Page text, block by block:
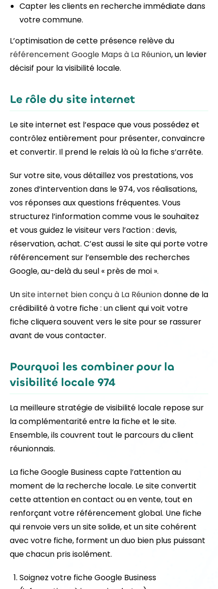
Capter les clients en recherche immédiate dans
votre commune.
L’optimisation de cette présence relève du
référencement Google Maps à La Réunion, un levier
décisif pour la visibilité locale.
Le rôle du site internet
Le site internet est l’espace que vous possédez et
contrôlez entièrement pour présenter, convaincre
et convertir. Il prend le relais là où la fiche s’arrête.
Sur votre site, vous détaillez vos prestations, vos
zones d’intervention dans le 974, vos réalisations,
vos réponses aux questions fréquentes. Vous
structurez l’information comme vous le souhaitez
et vous guidez le visiteur vers l’action : devis,
réservation, achat. C’est aussi le site qui porte votre
référencement sur l’ensemble des recherches
Google, au-delà du seul « près de moi ».
Unsite internet bien conçu à La Réuniondonne de la
crédibilité à votre fiche : un client qui voit votre
fiche cliquera souvent vers le site pour se rassurer
avant de vous contacter.
Pourquoi les combiner pour la
visibilité locale 974
La meilleure stratégie de visibilité locale repose sur
la complémentarité entre la fiche et le site.
Ensemble, ils couvrent tout le parcours du client
réunionnais.
La fiche Google Business capte l’attention au
moment de la recherche locale. Le site convertit
cette attention en contact ou en vente, tout en
renforçant votre référencement global. Une fiche
qui renvoie vers un site solide, et un site cohérent
avec votre fiche, forment un duo bien plus puissant
que chacun pris isolément.
Soignez votre fiche Google Business